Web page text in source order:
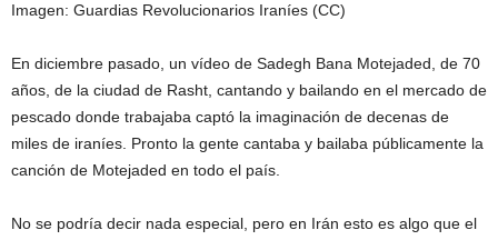
Imagen: Guardias Revolucionarios Iraníes (CC)
En diciembre pasado, un vídeo de Sadegh Bana Motejaded, de 70
años, de la ciudad de Rasht, cantando y bailando en el mercado de
pescado donde trabajaba captó la imaginación de decenas de
miles de iraníes. Pronto la gente cantaba y bailaba públicamente la
canción de Motejaded en todo el país.
No se podría decir nada especial, pero en Irán esto es algo que el